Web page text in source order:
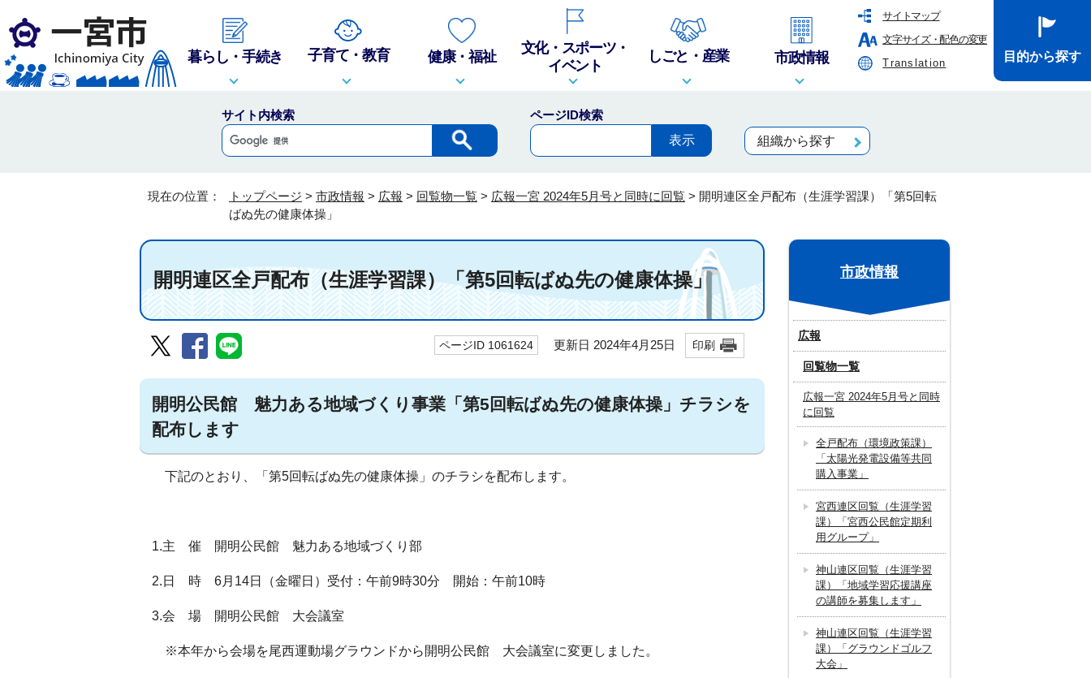
サイトマップ
文字サイズ・配色の変更
Translation
暮らし・手続き 子育て・教育 健康・福祉
文化・スポーツ・
イベント
しごと・産業 市政情報 目的から探す
サイト内検索
ページID検索
組織から探す
現在の位置： トップページ > 市政情報 > 広報 > 回覧物一覧 > 広報一宮 2024年5月号と同時に回覧 > 開明連区全戸配布（生涯学習課）「第5回転
ばぬ先の健康体操」
開明連区全戸配布（生涯学習課）「第5回転ばぬ先の健康体操」
ページID 1061624 更新日 2024年4月25日 印刷
開明公民館 魅力ある地域づくり事業「第5回転ばぬ先の健康体操」チラシを
配布します
下記のとおり、「第5回転ばぬ先の健康体操」のチラシを配布します。
1.主 催 開明公民館 魅力ある地域づくり部
2.日 時 6月14日（金曜日）受付：午前9時30分 開始：午前10時
3.会 場 開明公民館 大会議室
※本年から会場を尾西運動場グラウンドから開明公民館 大会議室に変更しました。
市政情報
広報
回覧物一覧
広報一宮 2024年5月号と同時
に回覧
全戸配布（環境政策課）
「太陽光発電設備等共同
購入事業」
宮西連区回覧（生涯学習
課）「宮西公民館定期利
用グループ」
神山連区回覧（生涯学習
課）「地域学習応援講座
の講師を募集します」
神山連区回覧（生涯学習
課）「グラウンドゴルフ
大会」